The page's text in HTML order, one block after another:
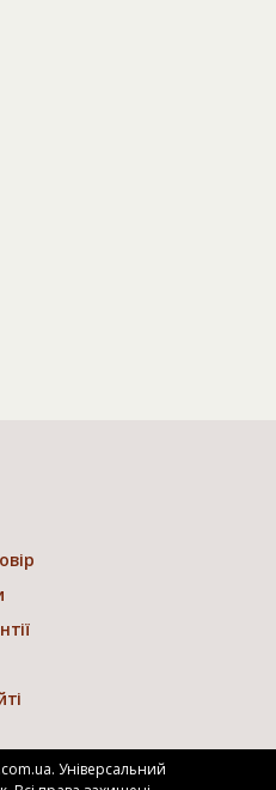
Універсальний